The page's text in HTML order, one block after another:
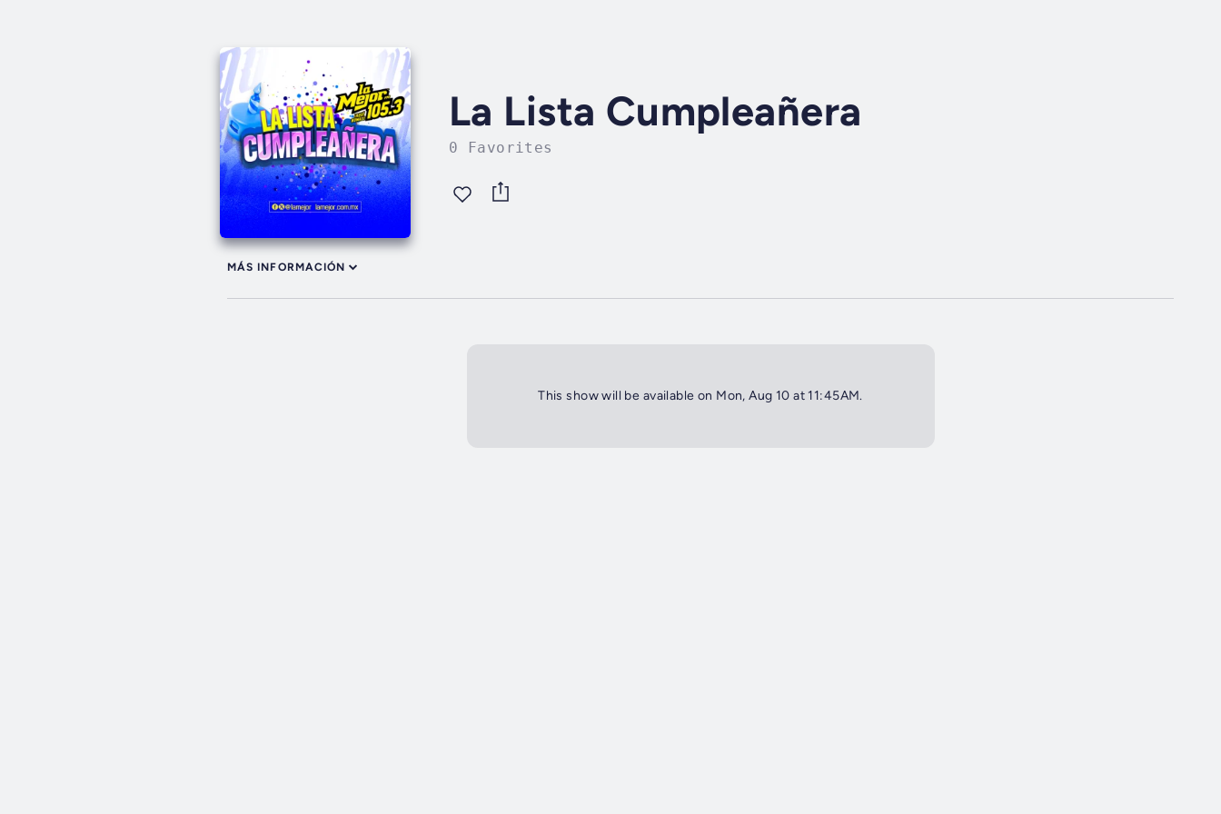
La Lista Cumpleañera
0 Favorites
MÁS INFORMACIÓN
This show will be available on Mon, Aug 10 at 11:45AM.